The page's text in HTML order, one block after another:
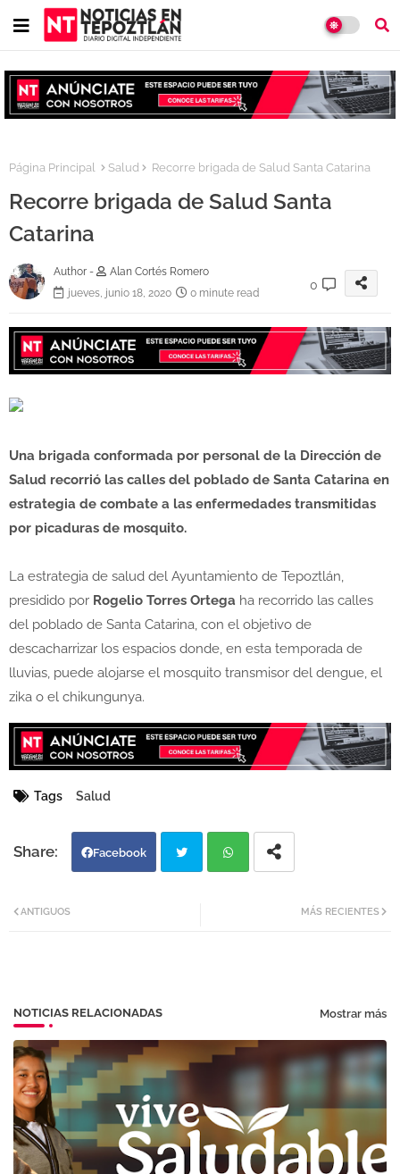
Página Principal Salud Recorre brigada de Salud Santa Catarina
Recorre brigada de Salud Santa
Catarina
Author -
Alan Cortés Romero
jueves, junio 18, 2020
0 minute read
0
Una brigada conformada por personal de la Dirección de
Salud recorrió las calles del poblado de Santa Catarina en
estrategia de combate a las enfermedades transmitidas
por picaduras de mosquito.
La estrategia de salud del Ayuntamiento de Tepoztlán,
presidido por Rogelio Torres Ortega ha recorrido las calles
del poblado de Santa Catarina, con el objetivo de
descacharrizar los espacios donde, en esta temporada de
lluvias, puede alojarse el mosquito transmisor del dengue, el
zika o el chikungunya.
Tags Salud
Facebook
MÁS RECIENTES
ANTIGUOS
NOTICIAS RELACIONADAS Mostrar más